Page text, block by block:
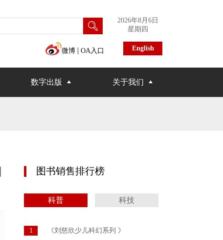
2026年8月6日
星期四
微博 | OA入口 English
数字出版 关于我们
图书销售排行榜
科普 科技
1 《刘慈欣少儿科幻系列 》